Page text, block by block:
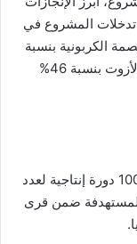
المشروع في
31%، وتقليل البصمة الكربونية بنسبة
34%، إلى جانب رفع كفاءة استخدام المياه والأزوت بنسبة 46%
وأشار إلى أن هذه النتائج تم رصدها من خلال 100 دورة إنتاجية لعدد
ضمن قرى